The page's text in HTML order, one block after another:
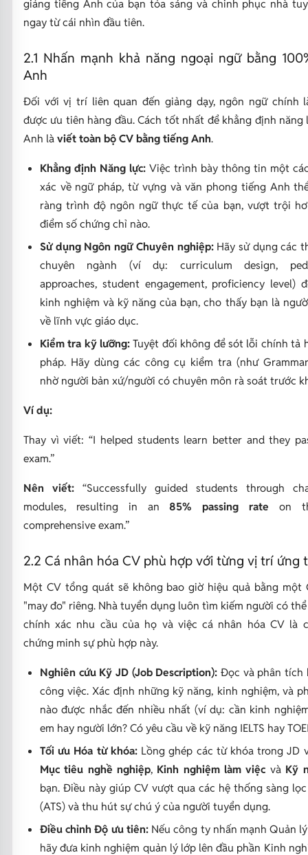
giảng tiếng Anh của bạn tỏa sáng và chinh phục nhà
ngay từ cái nhìn đầu tiên.
2.1 Nhấn mạnh khả năng ngoại ngữ bằng
Anh
Đối với vị trí liên quan đến giảng dạy, ngôn ngữ chính
được ưu tiên hàng đầu. Cách tốt nhất để khẳng định năng
Anh là viết toàn bộ CV bằng tiếng Anh.
Khẳng định Năng lực:Việc trình bày thông tin một
xác về ngữ pháp, từ vựng và văn phong tiếng Anh
ràng trình độ ngôn ngữ thực tế của bạn, vượt trội
điểm số chứng chỉ nào.
Sử dụng Ngôn ngữ Chuyên nghiệp:Hãy sử dụng các
chuyên ngành (ví dụ: curriculum design,
approaches, student engagement, proficiency level)
kinh nghiệm và kỹ năng của bạn, cho thấy bạn là
về lĩnh vực giáo dục.
Kiểm tra kỹ lưỡng: Tuyệt đối không để sót lỗi chính tả
pháp. Hãy dùng các công cụ kiểm tra (như
nhờ người bản xứ/người có chuyên môn rà soát trước
Ví dụ:
Thay vì viết:“I helped students learn better and they
exam.”
Nên viết:
“Successfully guided students through
modules, resulting in an85% passing rate on
comprehensive exam.”
2.2 Cá nhân hóa CV phù hợp với từng vị trí ứng
Một CV tổng quát sẽ không bao giờ hiệu quả bằng một
"may đo" riêng. Nhà tuyển dụng luôn tìm kiếm người có
chính xác nhu cầu của họ và việc cá nhân hóa CV là
chứng minh sự phù hợp này.
Nghiên cứu Kỹ JD (Job Description): Đọc và phân tích
công việc. Xác định những kỹ năng, kinh nghiệm, và
nào được nhắc đến nhiều nhất (ví dụ: cần kinh
em hay người lớn? Có yêu cầu về kỹ năng IELTS hay
Tối ưu Hóa từ khóa:Lồng ghép các từ khóa trong JD
Mục tiêu nghề nghiệp, Kinh nghiệm làm việc và Kỹ
bạn. Điều này giúp CV vượt qua các hệ thống sàng
(ATS) và thu hút sự chú ý của người tuyển dụng.
Điều chỉnh Độ ưu tiên:Nếu công ty nhấn mạnhQuản
hãy đưa kinh nghiệm quản lý lớp lên đầu phần Kinh